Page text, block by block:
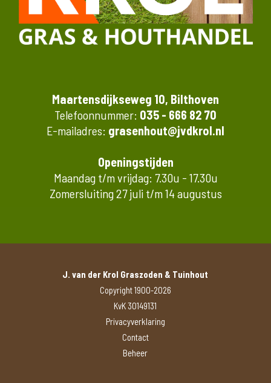
Maartensdijkseweg 10, Bilthoven
Telefoonnummer: 035 - 666 82 70
E-mailadres: grasenhout@jvdkrol.nl
Openingstijden
Maandag t/m vrijdag: 7.30u - 17.30u
Zomersluiting 27 juli t/m 14 augustus
J. van der Krol Graszoden & Tuinhout
Copyright 1900-2026
KvK 30149131
Privacyverklaring
Contact
Beheer